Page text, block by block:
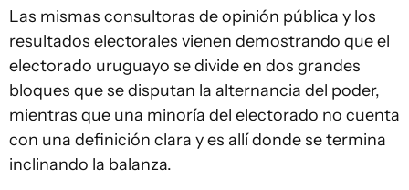
Las mismas consultoras de opinión pública y los
resultados electorales vienen demostrando que el
electorado uruguayo se divide en dos grandes
bloques que se disputan la alternancia del poder,
mientras que una minoría del electorado no cuenta
con una definición clara y es allí donde se termina
inclinando la balanza.